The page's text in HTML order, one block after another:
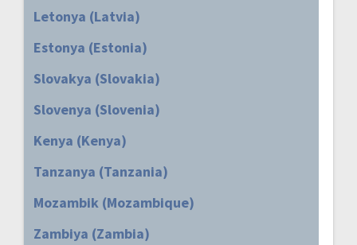
Letonya (Latvia)
Estonya (Estonia)
Slovakya (Slovakia)
Slovenya (Slovenia)
Kenya (Kenya)
Tanzanya (Tanzania)
Mozambik (Mozambique)
Zambiya (Zambia)